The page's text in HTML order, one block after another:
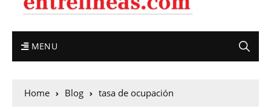
MENU
Home Blog tasa de ocupación